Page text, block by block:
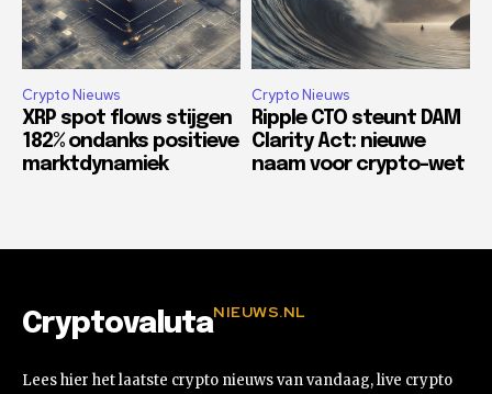
Crypto Nieuws
XRP spot flows stijgen
182% ondanks positieve
marktdynamiek
Crypto Nieuws
Ripple CTO steunt DAM
Clarity Act: nieuwe
naam voor crypto-wet
CryptovalutaNIEUWS.NL
Lees hier het laatste crypto nieuws van vandaag, live crypto